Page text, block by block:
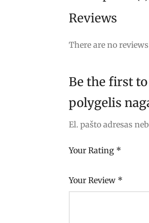
Reviews
There are no
Be the first to
polygelis
El. pašto adresas
Your Rating *
Your Review *